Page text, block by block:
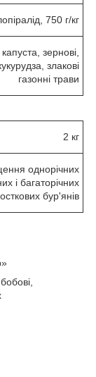
750 г/кг
зернові,
злакові
газонні трави
2 кг
однорічних
і багаторічних
бур'янів